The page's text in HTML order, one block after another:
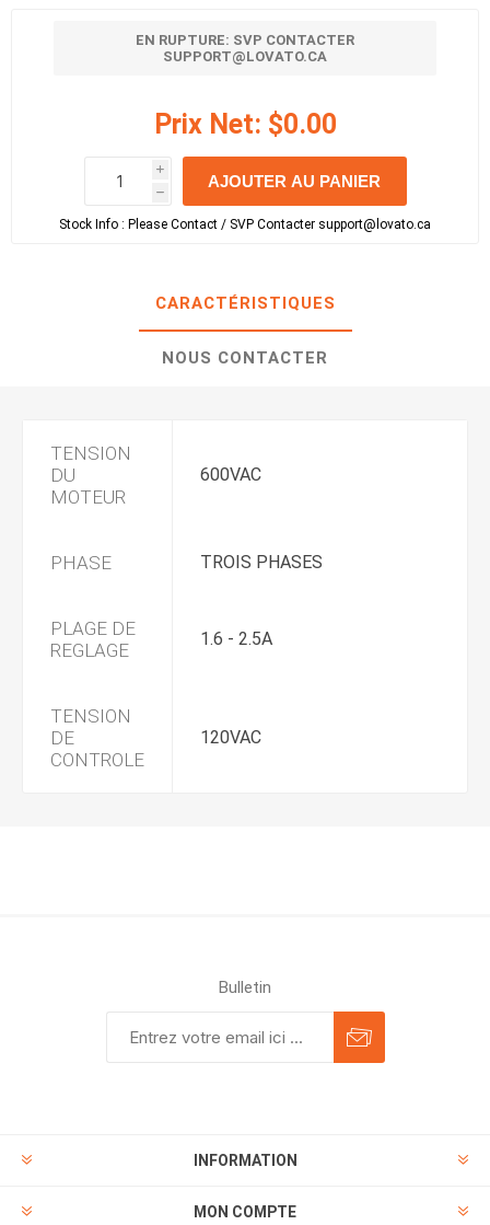
EN RUPTURE: SVP CONTACTER
SUPPORT@LOVATO.CA
Prix Net: $0.00
i
h
h
AJOUTER AU PANIER
Stock Info : Please Contact / SVP Contacter support@lovato.ca
CARACTÉRISTIQUES
NOUS CONTACTER
TENSION
DU
MOTEUR
600VAC
PHASE TROIS PHASES
PLAGE DE
REGLAGE
1.6 - 2.5A
TENSION
DE
CONTROLE
120VAC
Bulletin
INFORMATION
MON COMPTE